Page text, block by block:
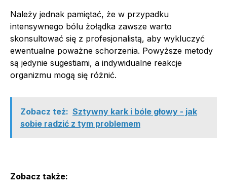
Należy jednak pamiętać, że w przypadku
intensywnego bólu żołądka zawsze warto
skonsultować się z profesjonalistą, aby wykluczyć
ewentualne poważne schorzenia. Powyższe metody
są jedynie sugestiami, a indywidualne reakcje
organizmu mogą się różnić.
Zobacz też: Sztywny kark i bóle głowy - jak
sobie radzić z tym problemem
Zobacz także: